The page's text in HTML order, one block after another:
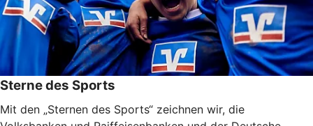
Sterne des Sports
Mit den „Sternen des Sports“ zeichnen wir, die